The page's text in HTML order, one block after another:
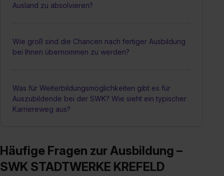
Ausland zu absolvieren?
Wie groß sind die Chancen nach fertiger Ausbildung
bei Ihnen übernommen zu werden?
Was für Weiterbildungsmöglichkeiten gibt es für
Auszubildende bei der SWK? Wie sieht ein typischer
Karriereweg aus?
Häufige Fragen zur Ausbildung –
SWK STADTWERKE KREFELD